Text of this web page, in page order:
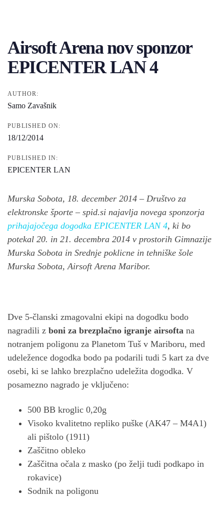
Airsoft Arena nov sponzor
EPICENTER LAN 4
AUTHOR:
Samo Zavašnik
PUBLISHED ON:
18/12/2014
PUBLISHED IN:
EPICENTER LAN
Murska Sobota, 18. december 2014 – Društvo za
elektronske športe – spid.si najavlja novega sponzorja
prihajajočega dogodka EPICENTER LAN 4, ki bo
potekal 20. in 21. decembra 2014 v prostorih Gimnazije
Murska Sobota in Srednje poklicne in tehniške šole
Murska Sobota, Airsoft Arena Maribor.
Dve 5-članski zmagovalni ekipi na dogodku bodo
nagradili z boni za brezplačno igranje airsofta na
notranjem poligonu za Planetom Tuš v Mariboru, med
udeležence dogodka bodo pa podarili tudi 5 kart za dve
osebi, ki se lahko brezplačno udeležita dogodka. V
posamezno nagrado je vključeno:
500 BB kroglic 0,20g
Visoko kvalitetno repliko puške (AK47 – M4A1)
ali pištolo (1911)
Zaščitno obleko
Zaščitna očala z masko (po želji tudi podkapo in
rokavice)
Sodnik na poligonu